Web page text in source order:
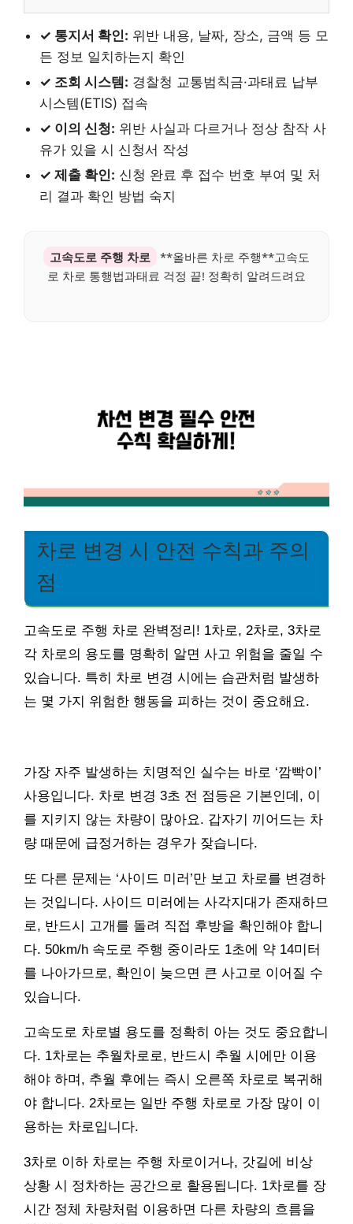
✓ 통지서 확인: 위반 내용, 날짜, 장소, 금액 등 모
든 정보 일치하는지 확인
✓ 조회 시스템: 경찰청 교통범칙금·과태료 납부
시스템(ETIS) 접속
✓ 이의 신청: 위반 사실과 다르거나 정상 참작 사
유가 있을 시 신청서 작성
✓ 제출 확인: 신청 완료 후 접수 번호 부여 및 처
리 결과 확인 방법 숙지
고속도로 주행 차로 **올바른 차로 주행**고속도
로 차로 통행법과태료 걱정 끝! 정확히 알려드려요
차로 변경 시 안전 수칙과 주의
점
고속도로 주행 차로 완벽정리! 1차로, 2차로, 3차로
각 차로의 용도를 명확히 알면 사고 위험을 줄일 수
있습니다. 특히 차로 변경 시에는 습관처럼 발생하
는 몇 가지 위험한 행동을 피하는 것이 중요해요.
가장 자주 발생하는 치명적인 실수는 바로 ‘깜빡이’
사용입니다. 차로 변경 3초 전 점등은 기본인데, 이
를 지키지 않는 차량이 많아요. 갑자기 끼어드는 차
량 때문에 급정거하는 경우가 잦습니다.
또 다른 문제는 ‘사이드 미러’만 보고 차로를 변경하
는 것입니다. 사이드 미러에는 사각지대가 존재하므
로, 반드시 고개를 돌려 직접 후방을 확인해야 합니
다. 50km/h 속도로 주행 중이라도 1초에 약 14미터
를 나아가므로, 확인이 늦으면 큰 사고로 이어질 수
있습니다.
고속도로 차로별 용도를 정확히 아는 것도 중요합니
다. 1차로는 추월차로로, 반드시 추월 시에만 이용
해야 하며, 추월 후에는 즉시 오른쪽 차로로 복귀해
야 합니다. 2차로는 일반 주행 차로로 가장 많이 이
용하는 차로입니다.
3차로 이하 차로는 주행 차로이거나, 갓길에 비상
상황 시 정차하는 공간으로 활용됩니다. 1차로를 장
시간 정체 차량처럼 이용하면 다른 차량의 흐름을